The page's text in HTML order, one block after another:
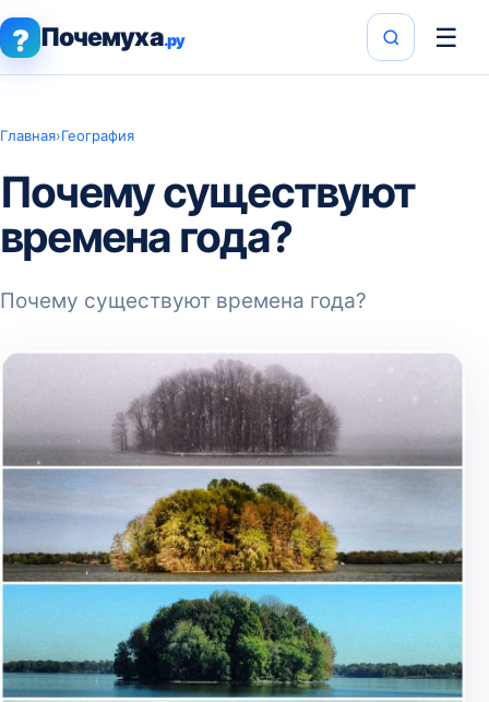
? Почемуха.ру ☰
Главная›География
Почему существуют
времена года?
Почему существуют времена года?